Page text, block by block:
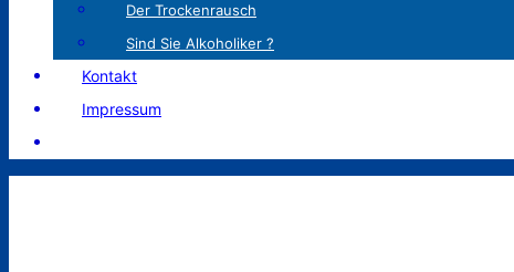
Der Trockenrausch
Sind Sie Alkoholiker ?
Kontakt
Impressum